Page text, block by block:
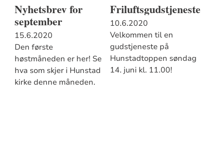
Nyhetsbrev for
september
15.6.2020
Den første
høstmåneden er her! Se
hva som skjer i Hunstad
kirke denne måneden.
Friluftsgudstjeneste
10.6.2020
Velkommen til en
gudstjeneste på
Hunstadtoppen søndag
14. juni kl. 11.00!